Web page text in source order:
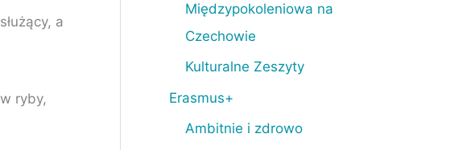
a
ryby,
Międzypokoleniowa na
Czechowie
Kulturalne Zeszyty
Erasmus+
Ambitnie i zdrowo